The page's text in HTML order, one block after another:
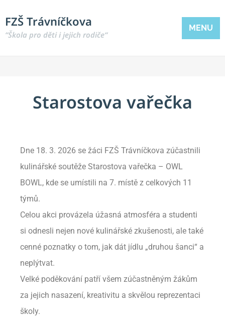
FZŠ Trávníčkova
“Škola pro děti i jejich rodiče“
MENU
Starostova vařečka
Dne 18. 3. 2026 se žáci FZŠ Trávníčkova zúčastnili
kulinářské soutěže Starostova vařečka – OWL
BOWL, kde se umístili na 7. místě z celkových 11
týmů.
Celou akci provázela úžasná atmosféra a studenti
si odnesli nejen nové kulinářské zkušenosti, ale také
cenné poznatky o tom, jak dát jídlu „druhou šanci“ a
neplýtvat.
Velké poděkování patří všem zúčastněným žákům
za jejich nasazení, kreativitu a skvělou reprezentaci
školy.